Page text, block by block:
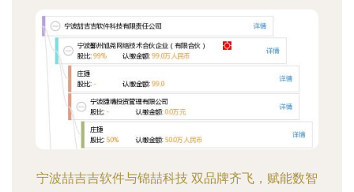
宁波喆吉吉软件与锦喆科技 双品牌齐飞，赋能数智